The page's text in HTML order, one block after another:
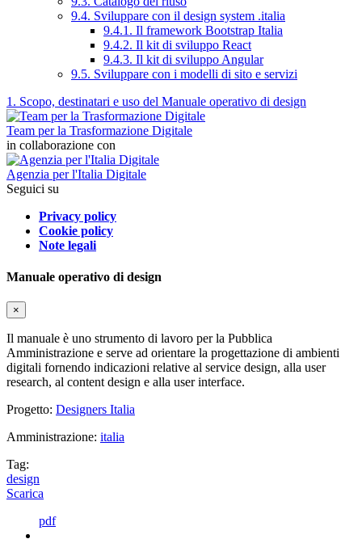
9.4. Sviluppare con il design system .italia
9.4.1. Il framework Bootstrap Italia
9.4.2. Il kit di sviluppo React
9.4.3. Il kit di sviluppo Angular
9.5. Sviluppare con i modelli di sito e servizi
1. Scopo, destinatari e uso del Manuale operativo di design
Team per la Trasformazione Digitale
in collaborazione con
Agenzia per l'Italia Digitale
Seguici su
Privacy policy
Cookie policy
Note legali
Manuale operativo di design
×
Il manuale è uno strumento di lavoro per la Pubblica
Amministrazione e serve ad orientare la progettazione di ambienti
digitali fornendo indicazioni relative al service design, alla user
research, al content design e alla user interface.
Progetto: Designers Italia
Amministrazione: italia
Tag:
design
Scarica
pdf